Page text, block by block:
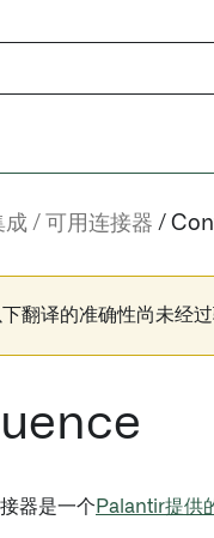
成 可用连接器
翻译的准确性尚未经
器是一个 Palantir提供